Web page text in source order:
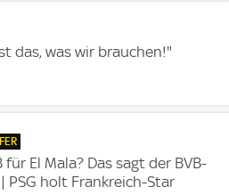
das, was wir brauchen!"
für El Mala? Das sagt der BVB-
PSG holt Frankreich-Star